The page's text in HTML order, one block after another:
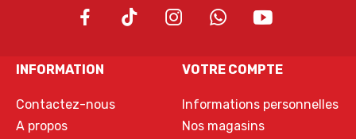
INFORMATION
Contactez-nous
A propos
VOTRE COMPTE
Informations personnelles
Nos magasins